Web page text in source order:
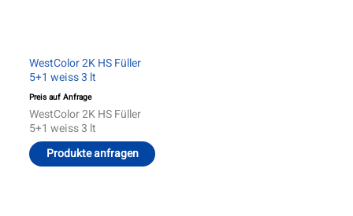
WestColor 2K HS Füller
5+1 weiss 3 lt
Preis auf Anfrage
WestColor 2K HS Füller
5+1 weiss 3 lt
Produkte anfragen